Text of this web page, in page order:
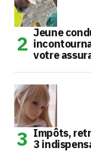
Jeune
votre
Impôts,
3